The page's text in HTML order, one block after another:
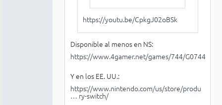
https://youtu.be/CpkgJ02oBSk
Disponible al menos en NS:
https://www.4gamer.net/games/744/G074437/
Y en los EE. UU.:
https://www.nintendo.com/us/store/produ
… ry-switch/